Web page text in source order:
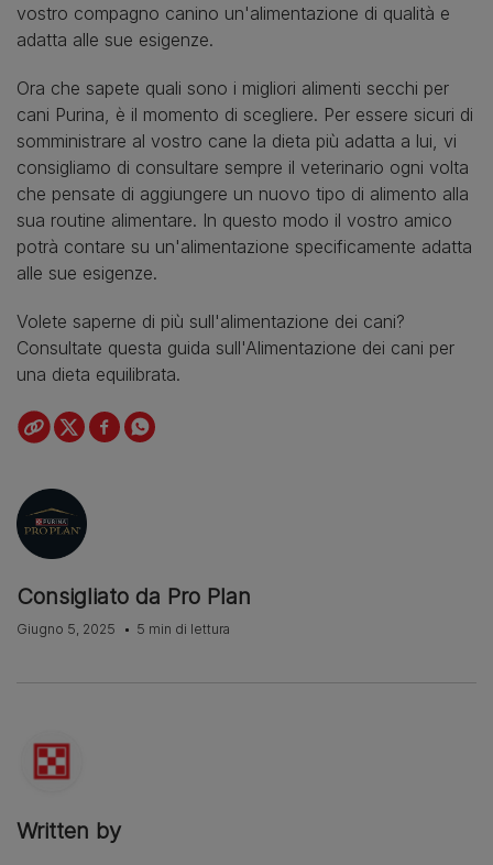
vostro compagno canino un'alimentazione di qualità e
adatta alle sue esigenze.
Ora che sapete quali sono i migliori alimenti secchi per
cani Purina, è il momento di scegliere. Per essere sicuri di
somministrare al vostro cane la dieta più adatta a lui, vi
consigliamo di consultare sempre il veterinario ogni volta
che pensate di aggiungere un nuovo tipo di alimento alla
sua routine alimentare. In questo modo il vostro amico
potrà contare su un'alimentazione specificamente adatta
alle sue esigenze.
Volete saperne di più sull'alimentazione dei cani?
Consultate questa guida sull'Alimentazione dei cani per
una dieta equilibrata.
Consigliato da Pro Plan
Giugno 5, 2025 5 min di lettura
Written by